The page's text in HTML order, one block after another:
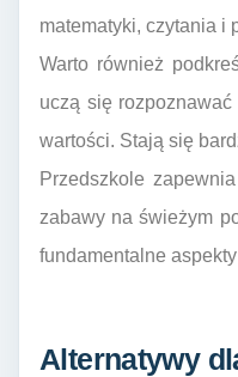
matematyki, czytania i
Warto również
uczą się
wartości. Stają się
Przedszkole
zabawy na świeżym
fundamentalne
Alternatywy